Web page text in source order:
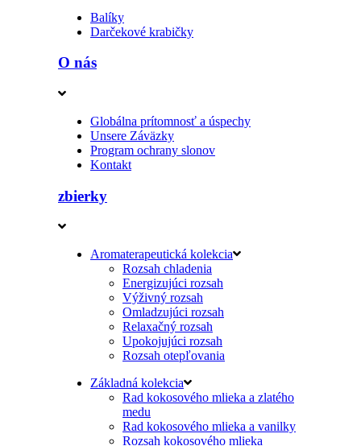
Balíky
Darčekové krabičky
O nás
Globálna prítomnosť a úspechy
Unsere Záväzky
Program ochrany slonov
Kontakt
zbierky
Aromaterapeutická kolekcia
Rozsah chladenia
Energizujúci rozsah
Výživný rozsah
Omladzujúci rozsah
Relaxačný rozsah
Upokojujúci rozsah
Rozsah otepľovania
Základná kolekcia
Rad kokosového mlieka a zlatého
medu
Rad kokosového mlieka a vanilky
Rozsah kokosového mlieka